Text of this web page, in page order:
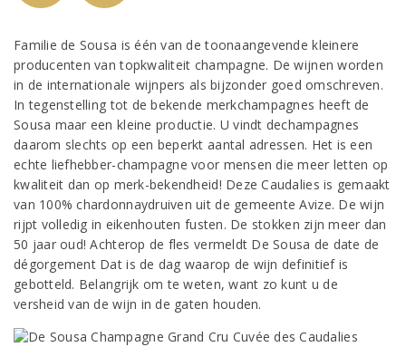
Familie de Sousa is één van de toonaangevende kleinere
producenten van topkwaliteit champagne. De wijnen worden
in de internationale wijnpers als bijzonder goed omschreven.
In tegenstelling tot de bekende merkchampagnes heeft de
Sousa maar een kleine productie. U vindt dechampagnes
daarom slechts op een beperkt aantal adressen. Het is een
echte liefhebber-champagne voor mensen die meer letten op
kwaliteit dan op merk-bekendheid! Deze Caudalies is gemaakt
van 100% chardonnaydruiven uit de gemeente Avize. De wijn
rijpt volledig in eikenhouten fusten. De stokken zijn meer dan
50 jaar oud! Achterop de fles vermeldt De Sousa de date de
dégorgement Dat is de dag waarop de wijn definitief is
gebotteld. Belangrijk om te weten, want zo kunt u de
versheid van de wijn in de gaten houden.